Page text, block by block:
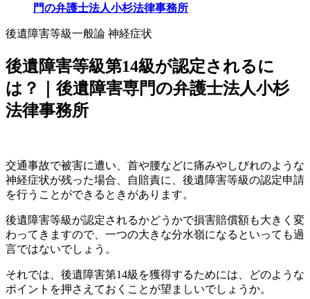
門の弁護士法人小杉法律事務所
後遺障害等級一般論 神経症状
後遺障害等級第14級が認定されるに
は？｜後遺障害専門の弁護士法人小杉
法律事務所
交通事故で被害に遭い、首や腰などに痛みやしびれのような
神経症状が残った場合、自賠責に、後遺障害等級の認定申請
を行うことができるときがあります。
後遺障害等級が認定されるかどうかで損害賠償額も大きく変
わってきますので、一つの大きな分水嶺になるといっても過
言ではないでしょう。
それでは、後遺障害第14級を獲得するためには、どのような
ポイントを押さえておくことが望ましいでしょうか。